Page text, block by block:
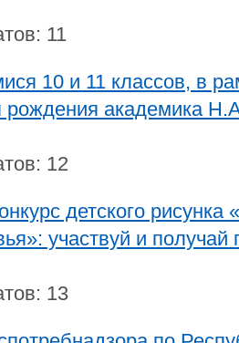
11
10 и 11 классов, в
рождения академика
12
детского рисунка
участвуй и получай
13